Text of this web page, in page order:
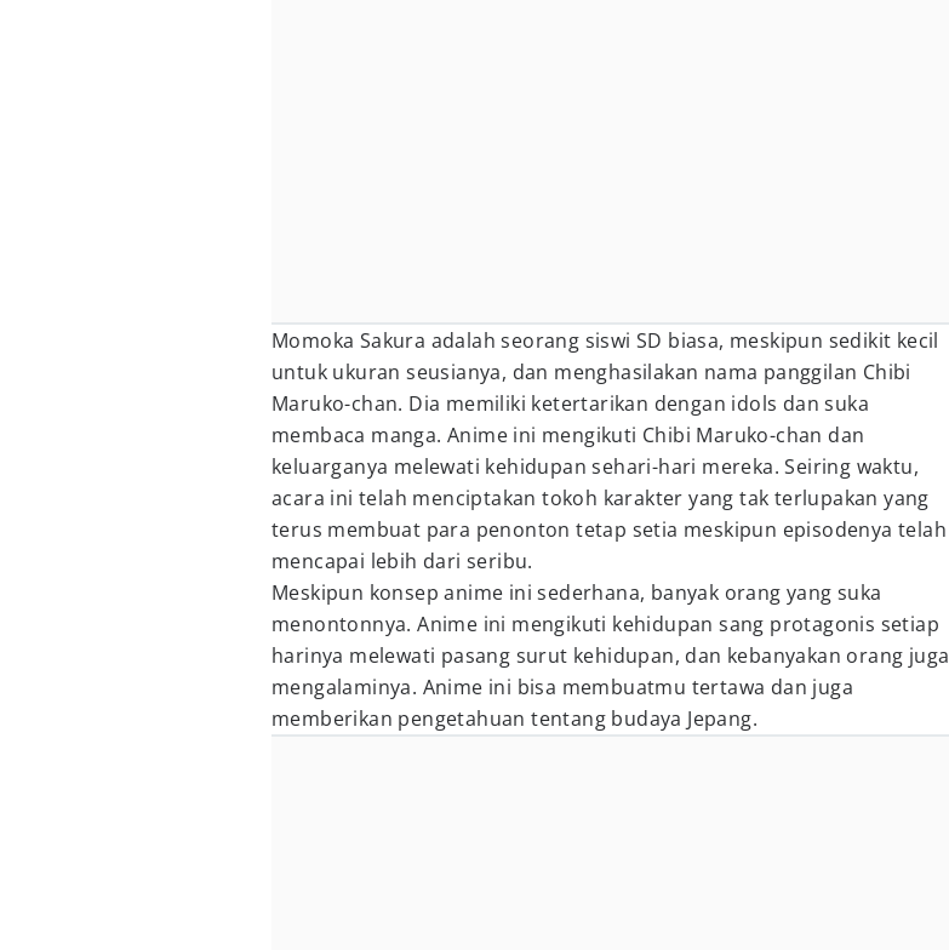
Momoka Sakura adalah seorang siswi SD biasa, meskipun sedikit kecil
untuk ukuran seusianya, dan menghasilakan nama panggilan Chibi
Maruko-chan. Dia memiliki ketertarikan dengan idols dan suka
membaca manga. Anime ini mengikuti Chibi Maruko-chan dan
keluarganya melewati kehidupan sehari-hari mereka. Seiring waktu,
acara ini telah menciptakan tokoh karakter yang tak terlupakan yang
terus membuat para penonton tetap setia meskipun episodenya telah
mencapai lebih dari seribu.
Meskipun konsep anime ini sederhana, banyak orang yang suka
menontonnya. Anime ini mengikuti kehidupan sang protagonis setiap
harinya melewati pasang surut kehidupan, dan kebanyakan orang juga
mengalaminya. Anime ini bisa membuatmu tertawa dan juga
memberikan pengetahuan tentang budaya Jepang.